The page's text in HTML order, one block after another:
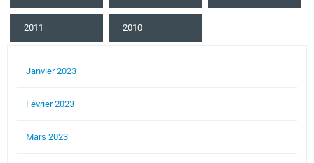
2011 2010
Janvier 2023
Février 2023
Mars 2023